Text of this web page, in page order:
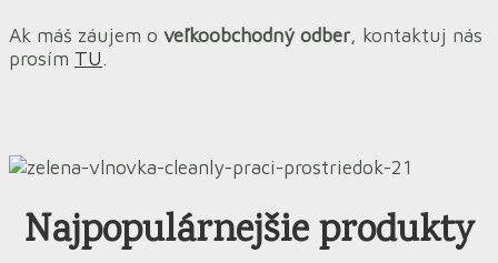
Ak máš záujem o veľkoobchodný odber, kontaktuj nás
prosím TU.
Najpopulárnejšie produkty